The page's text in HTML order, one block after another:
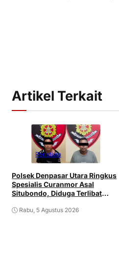
Artikel Terkait
Peristiwa
Polsek Denpasar Utara Ringkus
Spesialis Curanmor Asal
Situbondo, Diduga Terlibat
Rabu, 5 Agustus 2026